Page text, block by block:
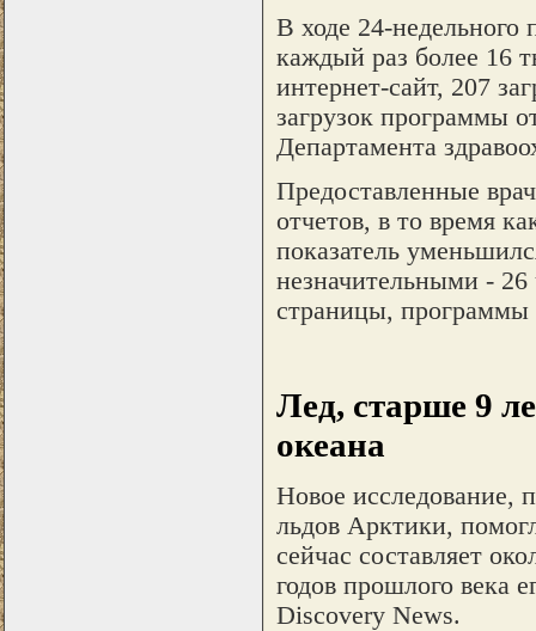
В ходе 24-недельного
каждый раз более 16
интернет-сайт, 207
загрузок программы
Департамента
Предоставленные
отчетов, в то время
показатель
незначительными - 26
страницы,
Лед, старше 9
океана
Новое исследование,
льдов Арктики,
сейчас составляет
годов прошлого века
Discovery News.